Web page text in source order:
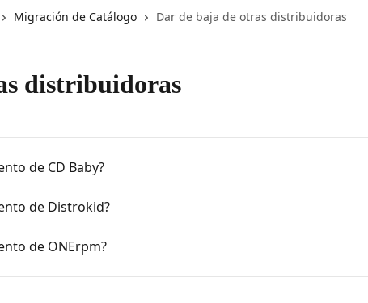
Migración de Catálogo Dar de baja de otras distribuidoras
distribuidoras
de CD Baby?
de Distrokid?
de ONErpm?